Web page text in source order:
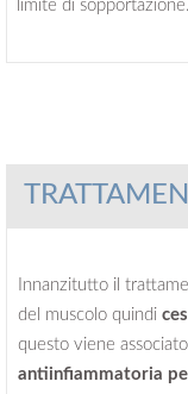
limite di sopportazione.
Innanzitutto il
del muscolo quindi
questo viene
antiinfiammatoria